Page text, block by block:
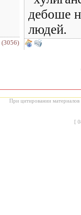
(3056)
дебоше
людей.
При цитировании материалов
[